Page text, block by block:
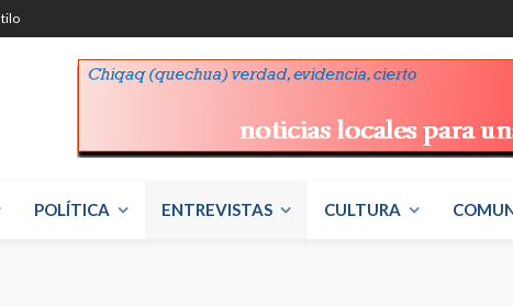
POLÍTICA ENTREVISTAS CULTURA